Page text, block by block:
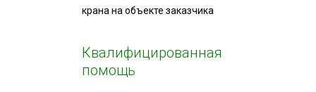
крана на объекте заказчика
Квалифицированная
помощь